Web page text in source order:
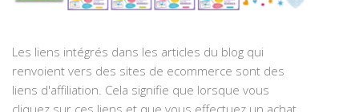
Les liens intégrés dans les articles du blog qui
renvoient vers des sites de ecommerce sont des
liens d'affiliation. Cela signifie que lorsque vous
cliquez sur ces liens et que vous effectuez un achat,